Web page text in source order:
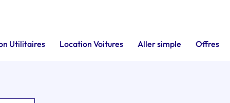
Utilitaires Location Voitures Aller simple Offres